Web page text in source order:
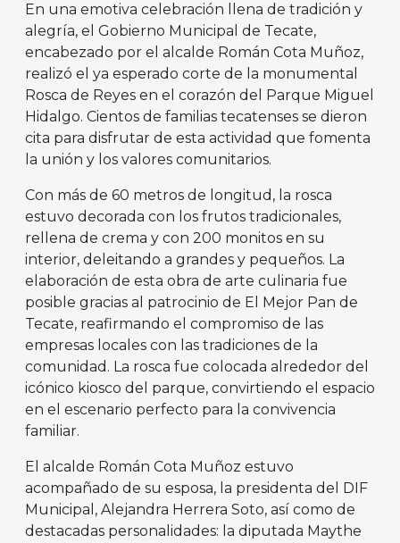
En una emotiva celebración llena de tradición y
alegría, el Gobierno Municipal de Tecate,
encabezado por el alcalde Román Cota Muñoz,
realizó el ya esperado corte de la monumental
Rosca de Reyes en el corazón del Parque Miguel
Hidalgo. Cientos de familias tecatenses se dieron
cita para disfrutar de esta actividad que fomenta
la unión y los valores comunitarios.
Con más de 60 metros de longitud, la rosca
estuvo decorada con los frutos tradicionales,
rellena de crema y con 200 monitos en su
interior, deleitando a grandes y pequeños. La
elaboración de esta obra de arte culinaria fue
posible gracias al patrocinio de El Mejor Pan de
Tecate, reafirmando el compromiso de las
empresas locales con las tradiciones de la
comunidad. La rosca fue colocada alrededor del
icónico kiosco del parque, convirtiendo el espacio
en el escenario perfecto para la convivencia
familiar.
El alcalde Román Cota Muñoz estuvo
acompañado de su esposa, la presidenta del DIF
Municipal, Alejandra Herrera Soto, así como de
destacadas personalidades: la diputada Maythe